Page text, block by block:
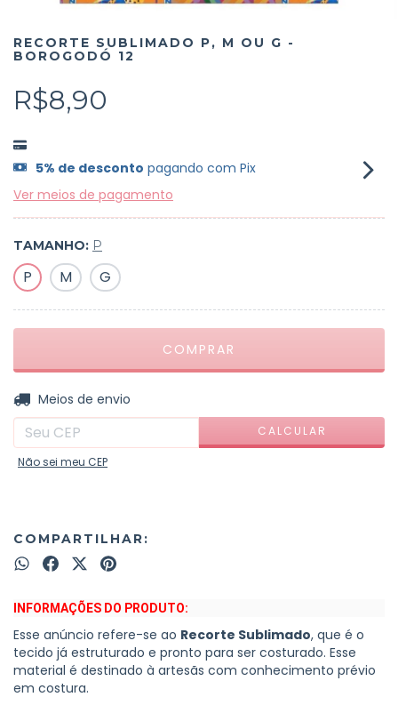
RECORTE SUBLIMADO P, M OU G -
BOROGODÓ 12
R$8,90
5% de desconto pagando com Pix
Ver meios de pagamento
TAMANHO: P
P M G
Entregas para o CEP:
Meios de envio
CALCULAR
Não sei meu CEP
COMPARTILHAR:
INFORMAÇÕES DO PRODUTO:
Esse anúncio refere-se ao Recorte Sublimado, que é o
tecido já estruturado e pronto para ser costurado. Esse
material é destinado à artesãs com conhecimento prévio
em costura.